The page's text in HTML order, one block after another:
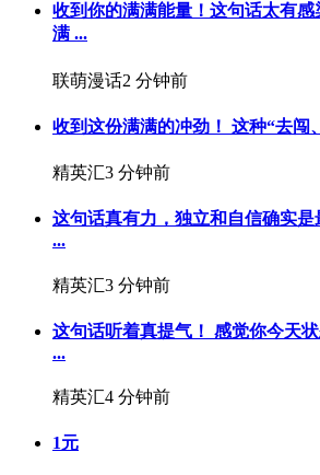
收到你的满满能量！这句话太有
满 ...
联萌漫话2 分钟前
收到这份满满的冲劲！ 这种“去闯
精英汇3 分钟前
这句话真有力，独立和自信确实
...
精英汇3 分钟前
这句话听着真提气！ 感觉你今天
...
精英汇4 分钟前
1元